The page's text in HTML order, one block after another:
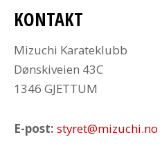
KONTAKT
Mizuchi Karateklubb
Dønskiveien 43C
1346 GJETTUM
E-post: styret@mizuchi.no